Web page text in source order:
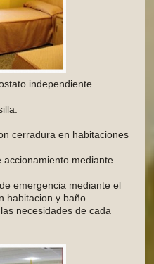
independiente.
cerradura en habitaciones
accionamiento mediante
emergencia mediante el
habitacion y baño.
necesidades de cada